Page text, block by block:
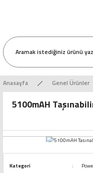
Anasayfa Genel Ürünler
5100mAH
Kategori